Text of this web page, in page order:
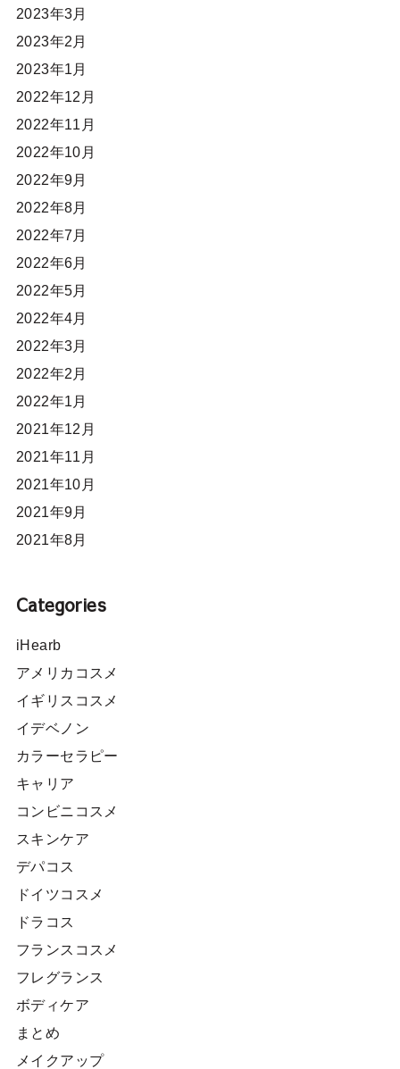
2023年3月
2023年2月
2023年1月
2022年12月
2022年11月
2022年10月
2022年9月
2022年8月
2022年7月
2022年6月
2022年5月
2022年4月
2022年3月
2022年2月
2022年1月
2021年12月
2021年11月
2021年10月
2021年9月
2021年8月
Categories
iHearb
アメリカコスメ
イギリスコスメ
イデベノン
カラーセラピー
キャリア
コンビニコスメ
スキンケア
デパコス
ドイツコスメ
ドラコス
フランスコスメ
フレグランス
ボディケア
まとめ
メイクアップ